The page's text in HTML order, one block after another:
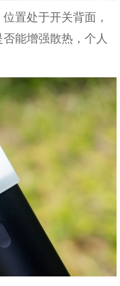
置处于开关背面，
能增强散热，个人